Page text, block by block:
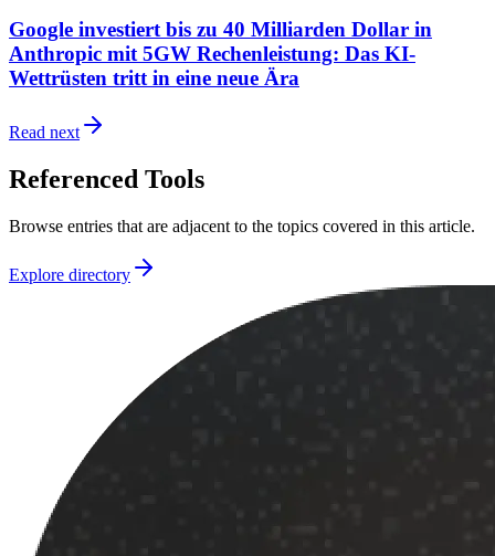
Google investiert bis zu 40 Milliarden Dollar in
Anthropic mit 5GW Rechenleistung: Das KI-
Wettrüsten tritt in eine neue Ära
Read next
Referenced Tools
Browse entries that are adjacent to the topics covered in this article.
Explore directory